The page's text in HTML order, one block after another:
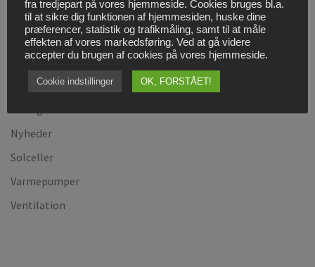
Find vej til os!
Firmaprofil
Kontakt os
Køl- og Varmepumpeservice, VE Godkendt
Nyheder
Solceller
Varmepumper
Ventilation
fra tredjepart på vores hjemmeside. Cookies bruges bl.a.
til at sikre dig funktionen af hjemmesiden, huske dine
præferencer, statistik og trafikmåling, samt til at måle
effekten af vores markedsføring. Ved at gå videre
accepter du brugen af cookies på vores hjemmeside.
Cookie indstillinger OK, FORSTÅET!